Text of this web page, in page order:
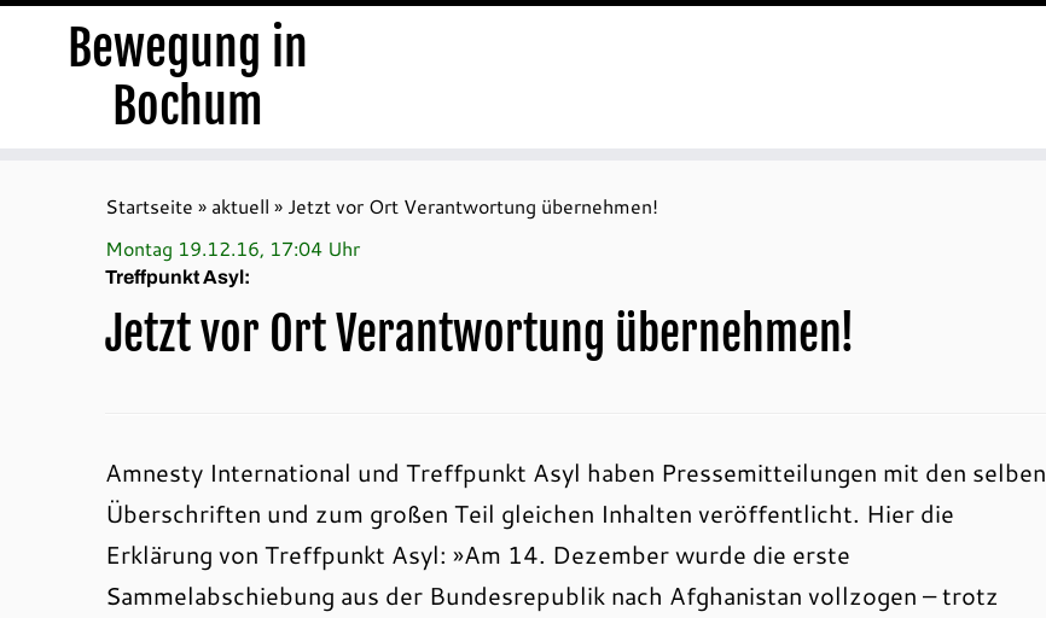
Bewegung in
Bochum
Startseite » aktuell » Jetzt vor Ort Verantwortung übernehmen!
Montag 19.12.16, 17:04 Uhr
Treffpunkt Asyl:
Jetzt vor Ort Verantwortung übernehmen!
Amnesty International und Treffpunkt Asyl haben Pressemitteilungen mit den selben
Überschriften und zum großen Teil gleichen Inhalten veröffentlicht. Hier die
Erklärung von Treffpunkt Asyl: »Am 14. Dezember wurde die erste
Sammelabschiebung aus der Bundesrepublik nach Afghanistan vollzogen – trotz